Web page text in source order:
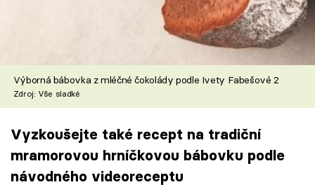
Výborná bábovka z mléčné čokolády podle Ivety Fabešové 2
Zdroj: Vše sladké
Vyzkoušejte také recept na tradiční
mramorovou hrníčkovou bábovku podle
návodného videoreceptu